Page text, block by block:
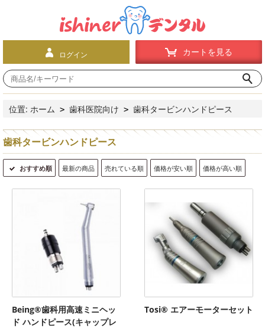
ログイン カートを見る
位置: ホーム > 歯科医院向け > 歯科タービンハンドピース
歯科タービンハンドピース
おすすめ順 最新の商品 売れている順 価格が安い順 価格が高い順
Being®歯科用高速ミニヘッ
ド ハンドピース(キャップレ
Tosi® エアーモーターセット